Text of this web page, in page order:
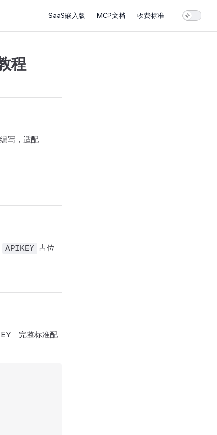
Main Navigation
SaaS嵌入版 MCP文档 收费标准
程
编写，适配
APIKEY
占位
，完整标准配